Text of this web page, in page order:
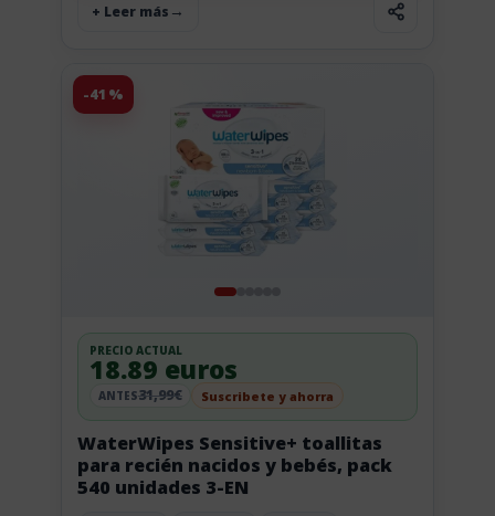
+ Leer más
-41%
WaterWipes Sensitive+ toallitas
para recién nacidos y bebés, pack
540 unidades 3-EN
PRECIO ACTUAL
18.89 euros
ANTES31,99€ Suscribete y ahorra